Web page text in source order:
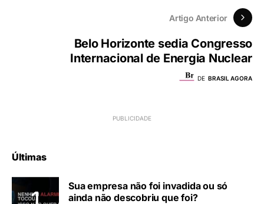
Artigo Anterior
Belo Horizonte sedia Congresso
Internacional de Energia Nuclear
DE BRASIL AGORA
Últimas
Sua empresa não foi invadida ou só
ainda não descobriu que foi?